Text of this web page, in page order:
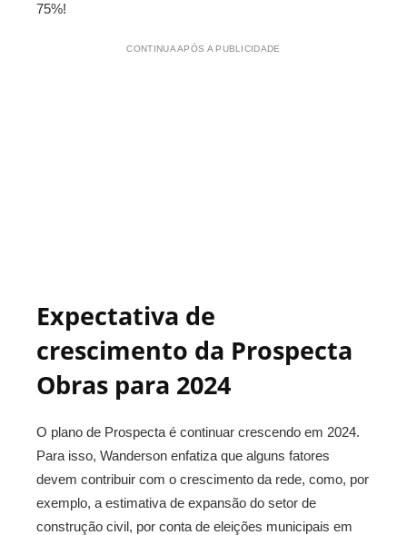
75%!
CONTINUA APÓS A PUBLICIDADE
Expectativa de
crescimento da Prospecta
Obras para 2024
O plano de Prospecta é continuar crescendo em 2024.
Para isso, Wanderson enfatiza que alguns fatores
devem contribuir com o crescimento da rede, como, por
exemplo, a estimativa de expansão do setor de
construção civil, por conta de eleições municipais em